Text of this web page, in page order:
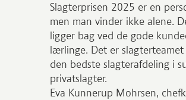
Slagterprisen 2025 er en
men man vinder ikke alene.
ligger bag ved de gode
lærlinge. Det er
den bedste slagterafdeling i
privatslagter.
Eva Kunnerup Mohrsen,